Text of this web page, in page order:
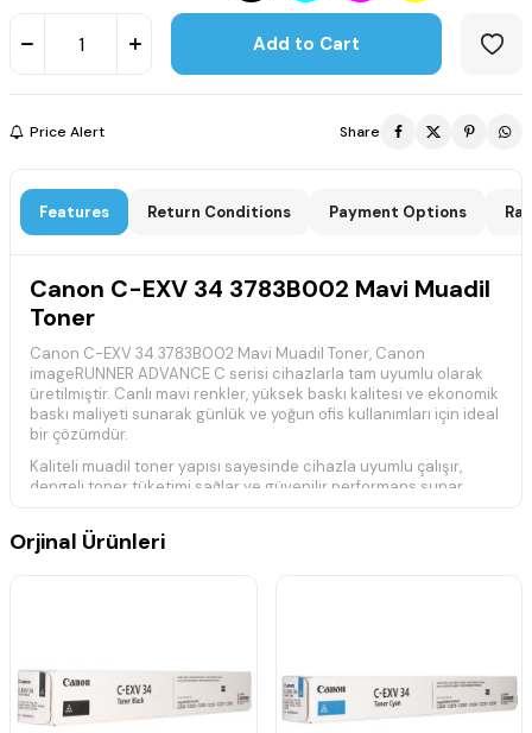
Add to Cart
Price Alert Share
Features Return Conditions Payment Options
Canon C-EXV 34 3783B002 Mavi Muadil
Toner
Canon C-EXV 34 3783B002 Mavi Muadil Toner, Canon
imageRUNNER ADVANCE C serisi cihazlarla tam uyumlu olarak
üretilmiştir. Canlı mavi renkler, yüksek baskı kalitesi ve ekonomik
baskı maliyeti sunarak günlük ve yoğun ofis kullanımları için ideal
bir çözümdür.
Kaliteli muadil toner yapısı sayesinde cihazla uyumlu çalışır,
dengeli toner tüketimi sağlar ve güvenilir performans sunar.
tercih edilen bir üründür.
Teknik Özellikler
Ürün Tipi:
Muadil Toner
Baskı Teknolojisi:Lazer
Baskı Kapasitesi:%5 yoğunlukta yaklaşık 19.000 sayfa
Orjinal Ürünleri